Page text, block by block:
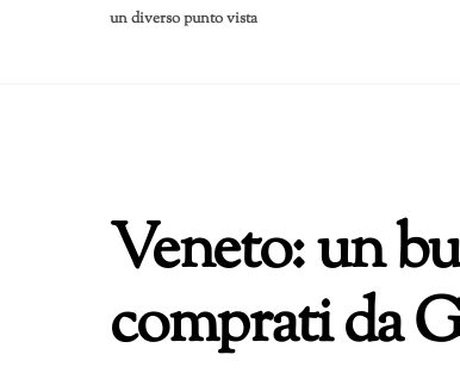
un diverso punto vista
Veneto: un
comprati da